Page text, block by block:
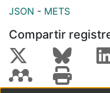
JSON - METS
Compartir